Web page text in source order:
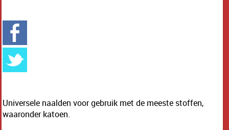
Universele naalden voor gebruik met de meeste stoffen,
waaronder katoen.